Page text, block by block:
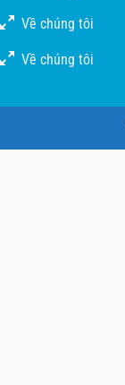
Về chúng tôi
Về chúng tôi